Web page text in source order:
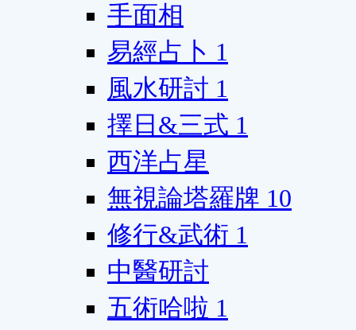
手面相
易經占卜 1
風水研討 1
擇日&三式 1
西洋占星
無視論塔羅牌 10
修行&武術 1
中醫研討
五術哈啦 1